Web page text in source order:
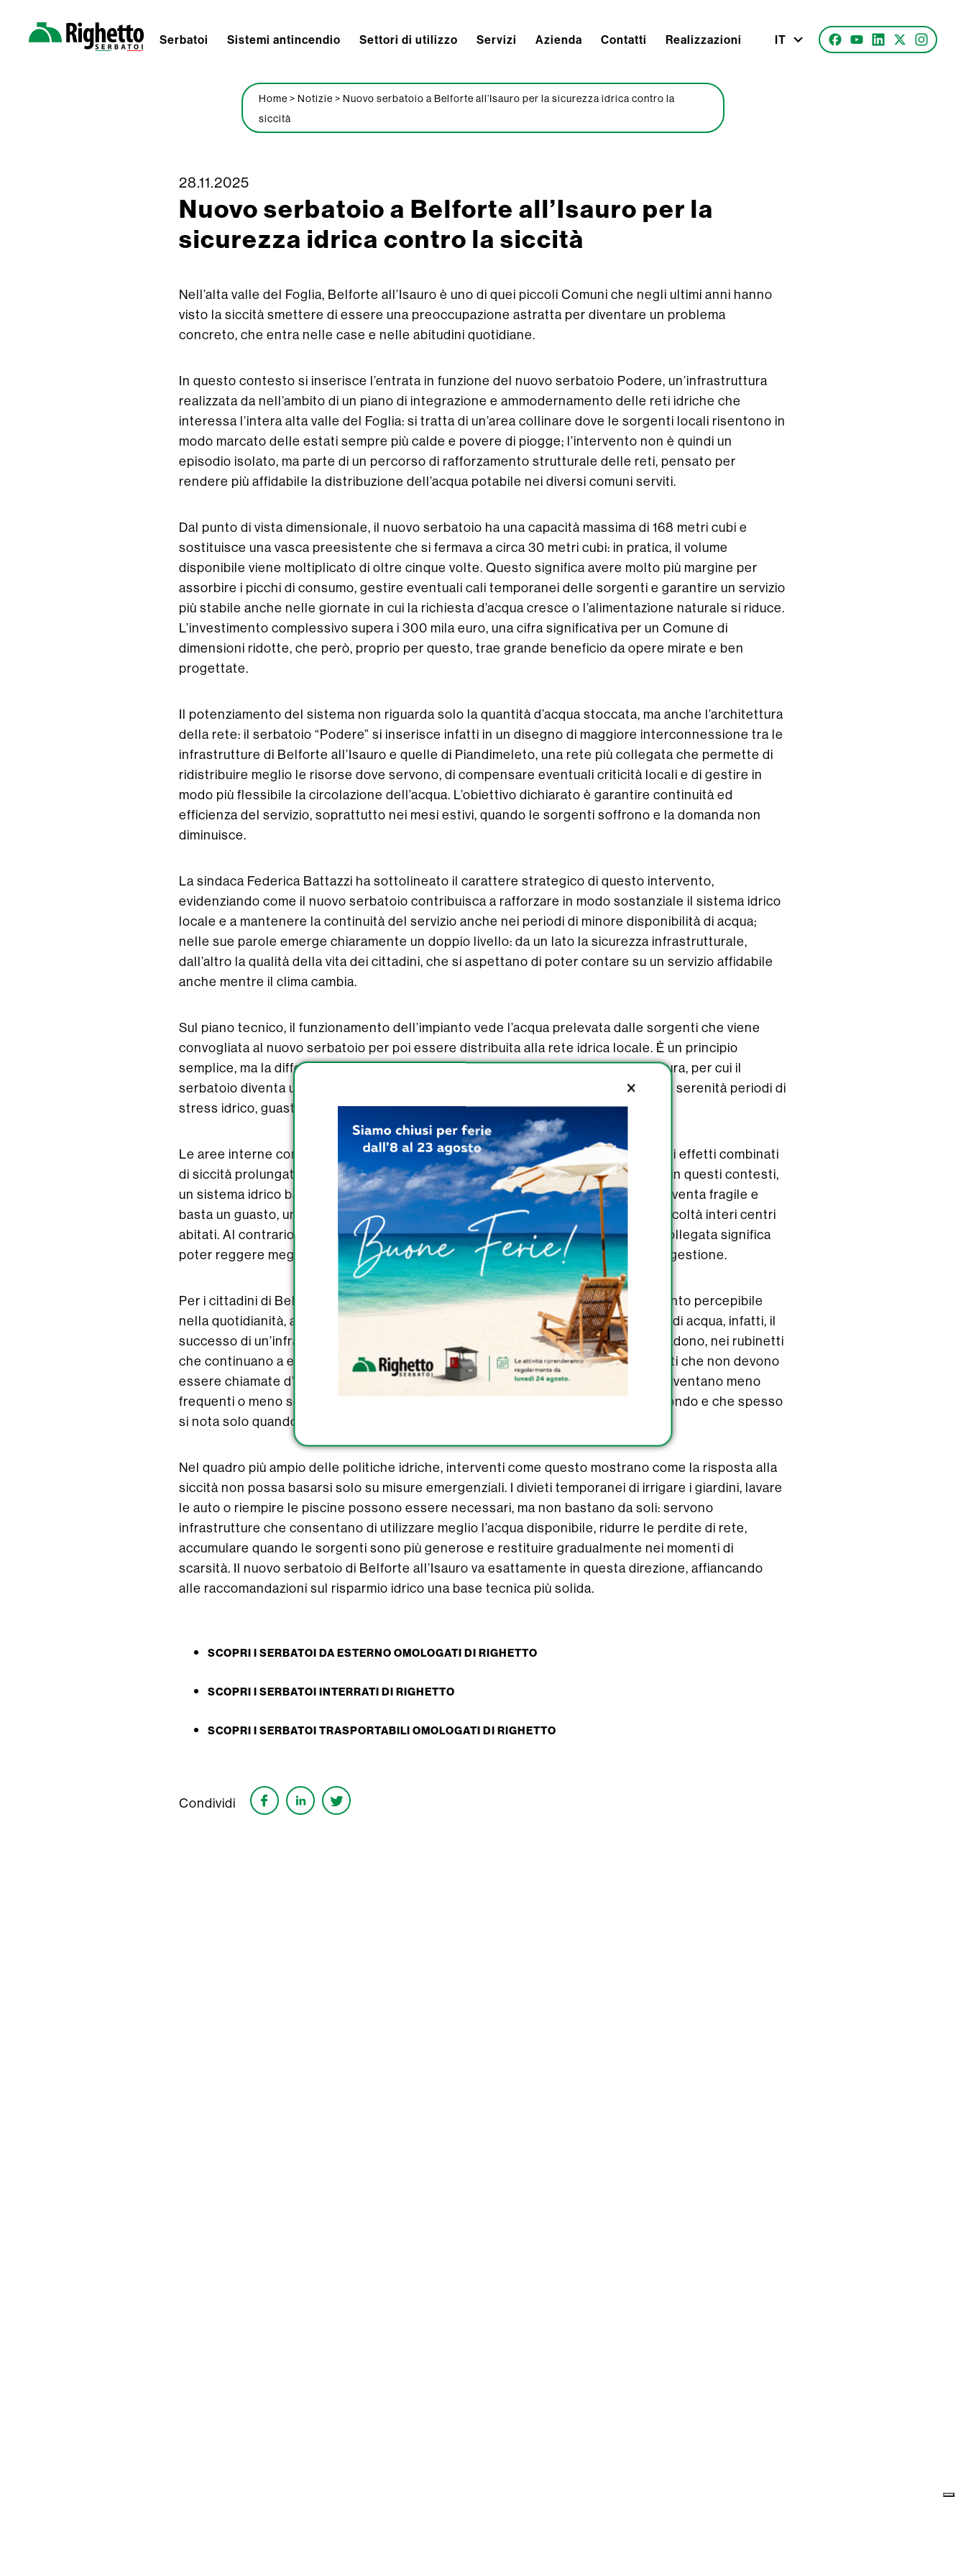
Righetto
Serbatoi Sistemi antincendio Settori di utilizzo Servizi Azienda Contatti Realizzazioni IT
Home > Notizie > Nuovo serbatoio a Belforte all’Isauro per la sicurezza idrica contro la
siccità
28.11.2025
Nuovo serbatoio a Belforte all’Isauro per la
sicurezza idrica contro la siccità
Nell’alta valle del Foglia, Belforte all’Isauro è uno di quei piccoli Comuni che negli ultimi anni hanno
visto la siccità smettere di essere una preoccupazione astratta per diventare un problema
concreto, che entra nelle case e nelle abitudini quotidiane.
In questo contesto si inserisce l’entrata in funzione del nuovo serbatoio Podere, un’infrastruttura
realizzata da nell’ambito di un piano di integrazione e ammodernamento delle reti idriche che
interessa l’intera alta valle del Foglia: si tratta di un’area collinare dove le sorgenti locali risentono in
modo marcato delle estati sempre più calde e povere di piogge; l’intervento non è quindi un
episodio isolato, ma parte di un percorso di rafforzamento strutturale delle reti, pensato per
rendere più affidabile la distribuzione dell’acqua potabile nei diversi comuni serviti.
Dal punto di vista dimensionale, il nuovo serbatoio ha una capacità massima di 168 metri cubi e
sostituisce una vasca preesistente che si fermava a circa 30 metri cubi: in pratica, il volume
disponibile viene moltiplicato di oltre cinque volte. Questo significa avere molto più margine per
assorbire i picchi di consumo, gestire eventuali cali temporanei delle sorgenti e garantire un servizio
più stabile anche nelle giornate in cui la richiesta d’acqua cresce o l’alimentazione naturale si riduce.
L’investimento complessivo supera i 300 mila euro, una cifra significativa per un Comune di
dimensioni ridotte, che però, proprio per questo, trae grande beneficio da opere mirate e ben
progettate.
Il potenziamento del sistema non riguarda solo la quantità d’acqua stoccata, ma anche l’architettura
della rete: il serbatoio “Podere” si inserisce infatti in un disegno di maggiore interconnessione tra le
infrastrutture di Belforte all’Isauro e quelle di Piandimeleto, una rete più collegata che permette di
ridistribuire meglio le risorse dove servono, di compensare eventuali criticità locali e di gestire in
modo più flessibile la circolazione dell’acqua. L’obiettivo dichiarato è garantire continuità ed
efficienza del servizio, soprattutto nei mesi estivi, quando le sorgenti soffrono e la domanda non
diminuisce.
La sindaca Federica Battazzi ha sottolineato il carattere strategico di questo intervento,
evidenziando come il nuovo serbatoio contribuisca a rafforzare in modo sostanziale il sistema idrico
locale e a mantenere la continuità del servizio anche nei periodi di minore disponibilità di acqua;
nelle sue parole emerge chiaramente un doppio livello: da un lato la sicurezza infrastrutturale,
dall’altro la qualità della vita dei cittadini, che si aspettano di poter contare su un servizio affidabile
anche mentre il clima cambia.
Sul piano tecnico, il funzionamento dell’impianto vede l’acqua prelevata dalle sorgenti che viene
convogliata al nuovo serbatoio per poi essere distribuita alla rete idrica locale. È un principio
semplice, ma la differenza la fa la capacità di accumulo e la qualità dell’infrastruttura, per cui il
serbatoio diventa una riserva strategica che consente di affrontare con maggiore serenità periodi di
stress idrico, guasti, manutenzioni programmate e situazioni impreviste.
Le aree interne come quelle dell’alta valle del Foglia sono spesso più esposte agli effetti combinati
di siccità prolungate, ondate di calore e riduzione graduale delle portate sorgive: in questi contesti,
un sistema idrico basato su piccoli serbatoi isolati e su reti poco interconnesse diventa fragile e
basta un guasto, un calo di una sorgente o un picco di consumi per mettere in difficoltà interi centri
abitati. Al contrario, avere una capacità di accumulo più ampia e una rete meglio collegata significa
poter reggere meglio queste oscillazioni, guadagnando tempo e flessibilità nella gestione.
Per i cittadini di Belforte all’Isauro, il nuovo serbatoio può tradursi in un cambiamento percepibile
nella quotidianità, anche se non sempre immediatamente visibile: quando si parla di acqua, infatti, il
successo di un’infrastruttura si misura soprattutto nelle emergenze che non accadono, nei rubinetti
che continuano a erogare anche durante l’ennesima estate torrida, nelle autobotti che non devono
essere chiamate d’urgenza, nelle ordinanze di limitazione all’uso dell’acqua che diventano meno
frequenti o meno severe. È una forma di sicurezza silenziosa, che lavora in sottofondo e che spesso
si nota solo quando manca.
Nel quadro più ampio delle politiche idriche, interventi come questo mostrano come la risposta alla
siccità non possa basarsi solo su misure emergenziali. I divieti temporanei di irrigare i giardini, lavare
le auto o riempire le piscine possono essere necessari, ma non bastano da soli: servono
infrastrutture che consentano di utilizzare meglio l’acqua disponibile, ridurre le perdite di rete,
accumulare quando le sorgenti sono più generose e restituire gradualmente nei momenti di
scarsità. Il nuovo serbatoio di Belforte all’Isauro va esattamente in questa direzione, affiancando
alle raccomandazioni sul risparmio idrico una base tecnica più solida.
SCOPRI I SERBATOI DA ESTERNO OMOLOGATI DI RIGHETTO
SCOPRI I SERBATOI INTERRATI DI RIGHETTO
SCOPRI I SERBATOI TRASPORTABILI OMOLOGATI DI RIGHETTO
Condividi